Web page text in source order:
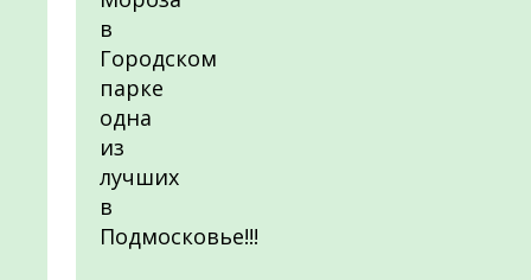
в
Городском
парке
одна
из
лучших
в
Подмосковье!!!